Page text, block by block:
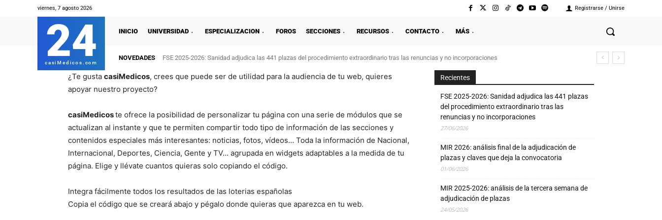
viernes, 7 agosto 2026 Registrarse / Unirse
24
casiMedicos.com
INICIO UNIVERSIDAD ESPECIALIZACION FOROS SECCIONES RECURSOS CONTACTO MÁS
NOVEDADES FSE 2025-2026: Sanidad adjudica las 441 plazas del procedimiento extraordinario tras las renuncias y no incorporaciones
¿Te gusta casiMedicos, crees que puede ser de utilidad para la audiencia de tu web, quieres
apoyar nuestro proyecto?
casiMedicoste ofrece la posibilidad de personalizar tu página con una serie de módulos que se
actualizan al instante y que te permiten compartir todo tipo de información de las secciones y
contenidos especiales más interesantes: noticias, fotos, vídeos… Toda la información de Nacional,
Internacional, Deportes, Ciencia, Gente y TV… agrupada en widgets adaptables a la medida de tu
página. Elige y llévate cuantos quieras solo copiando el código.
Integra fácilmente todos los resultados de las loterias españolas
Copia el código que se creará abajo y pégalo donde quieras que aparezca en tu web.
Recientes
FSE 2025-2026: Sanidad adjudica las 441 plazas
del procedimiento extraordinario tras las
renuncias y no incorporaciones
27/06/2026
MIR 2026: análisis final de la adjudicación de
plazas y claves que deja la convocatoria
01/06/2026
MIR 2025-2026: análisis de la tercera semana de
adjudicación de plazas
24/05/2026